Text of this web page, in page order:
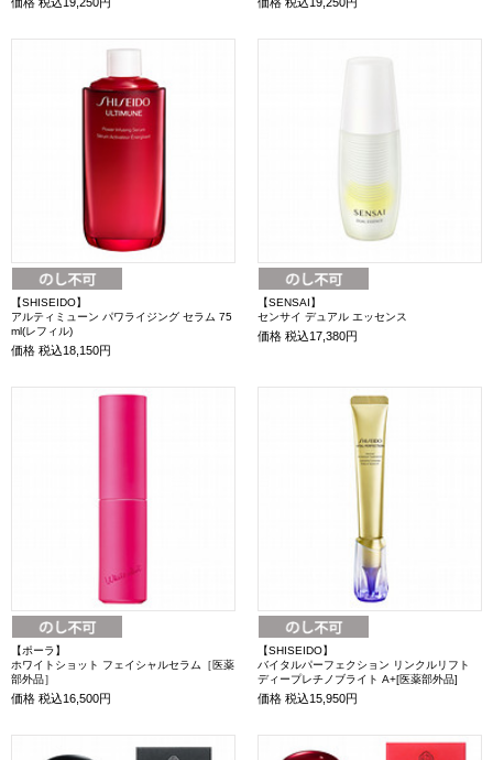
【SHISEIDO】
アルティミューン パワライジング セラム 75
ml(レフィル)
価格 税込18,150円
【SENSAI】
センサイ デュアル エッセンス
価格 税込17,380円
【ポーラ】
ホワイトショット フェイシャルセラム［医薬
部外品］
価格 税込16,500円
【SHISEIDO】
バイタルパーフェクション リンクルリフト
ディープレチノブライト A+[医薬部外品]
価格 税込15,950円